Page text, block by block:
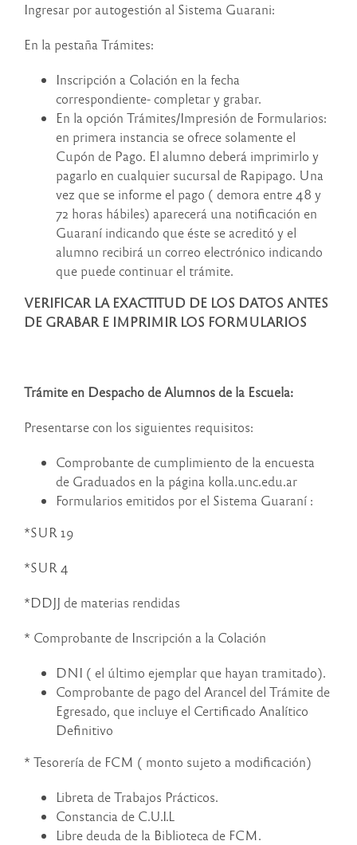
Ingresar por autogestión al Sistema Guarani:
En la pestaña Trámites:
Inscripción a Colación en la fecha
correspondiente- completar y grabar.
En la opción Trámites/Impresión de Formularios:
en primera instancia se ofrece solamente el
Cupón de Pago. El alumno deberá imprimirlo y
pagarlo en cualquier sucursal de Rapipago. Una
vez que se informe el pago ( demora entre 48 y
72 horas hábiles) aparecerá una notificación en
Guaraní indicando que éste se acreditó y el
alumno recibirá un correo electrónico indicando
que puede continuar el trámite.
VERIFICAR LA EXACTITUD DE LOS DATOS ANTES
DE GRABAR E IMPRIMIR LOS FORMULARIOS
Trámite en Despacho de Alumnos de la Escuela:
Presentarse con los siguientes requisitos:
Comprobante de cumplimiento de la encuesta
de Graduados en la página kolla.unc.edu.ar
Formularios emitidos por el Sistema Guaraní :
*SUR 19
*SUR 4
*DDJJ de materias rendidas
* Comprobante de Inscripción a la Colación
DNI ( el último ejemplar que hayan tramitado).
Comprobante de pago del Arancel del Trámite de
Egresado, que incluye el Certificado Analítico
Definitivo
* Tesorería de FCM ( monto sujeto a modificación)
Libreta de Trabajos Prácticos.
Constancia de C.U.I.L
Libre deuda de la Biblioteca de FCM.